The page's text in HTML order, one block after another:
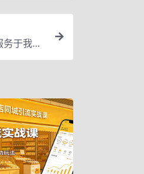
于我们